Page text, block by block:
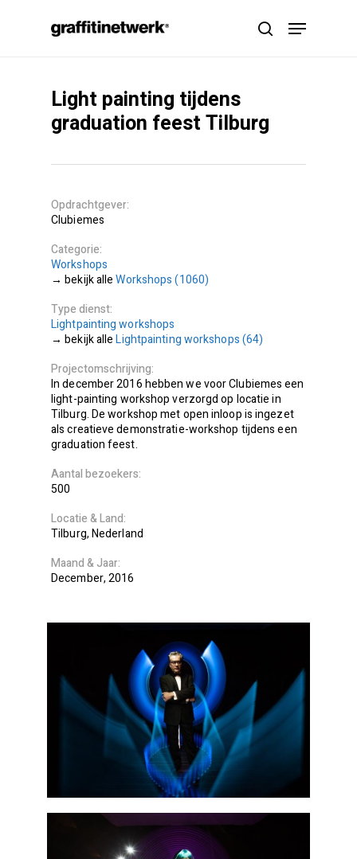
search
Menu
Light painting tijdens
graduation feest Tilburg
Opdrachtgever
Clubiemes
Categorie
Workshops
Workshops (1060)
Type dienst
Lightpainting workshops
Lightpainting workshops (64)
Projectomschrijving
In december 2016 hebben we voor Clubiemes een
light-painting workshop verzorgd op locatie in
Tilburg. De workshop met open inloop is ingezet
als creatieve demonstratie-workshop tijdens een
graduation feest.
Aantal bezoekers
500
Locatie
Land
Tilburg Nederland
Maand
Jaar
December 2016